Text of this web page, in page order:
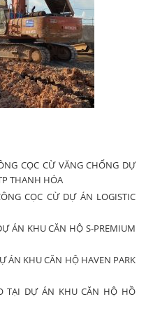
CỌC CỪ VĂNG CHỐNG DỰ
THANH HÓA
CỌC CỪ DỰ ÁN LOGISTIC
ÁN KHU CĂN HỘ S-PREMIUM
ÁN KHU CĂN HỘ HAVEN PARK
TẠI DỰ ÁN KHU CĂN HỘ HỒ